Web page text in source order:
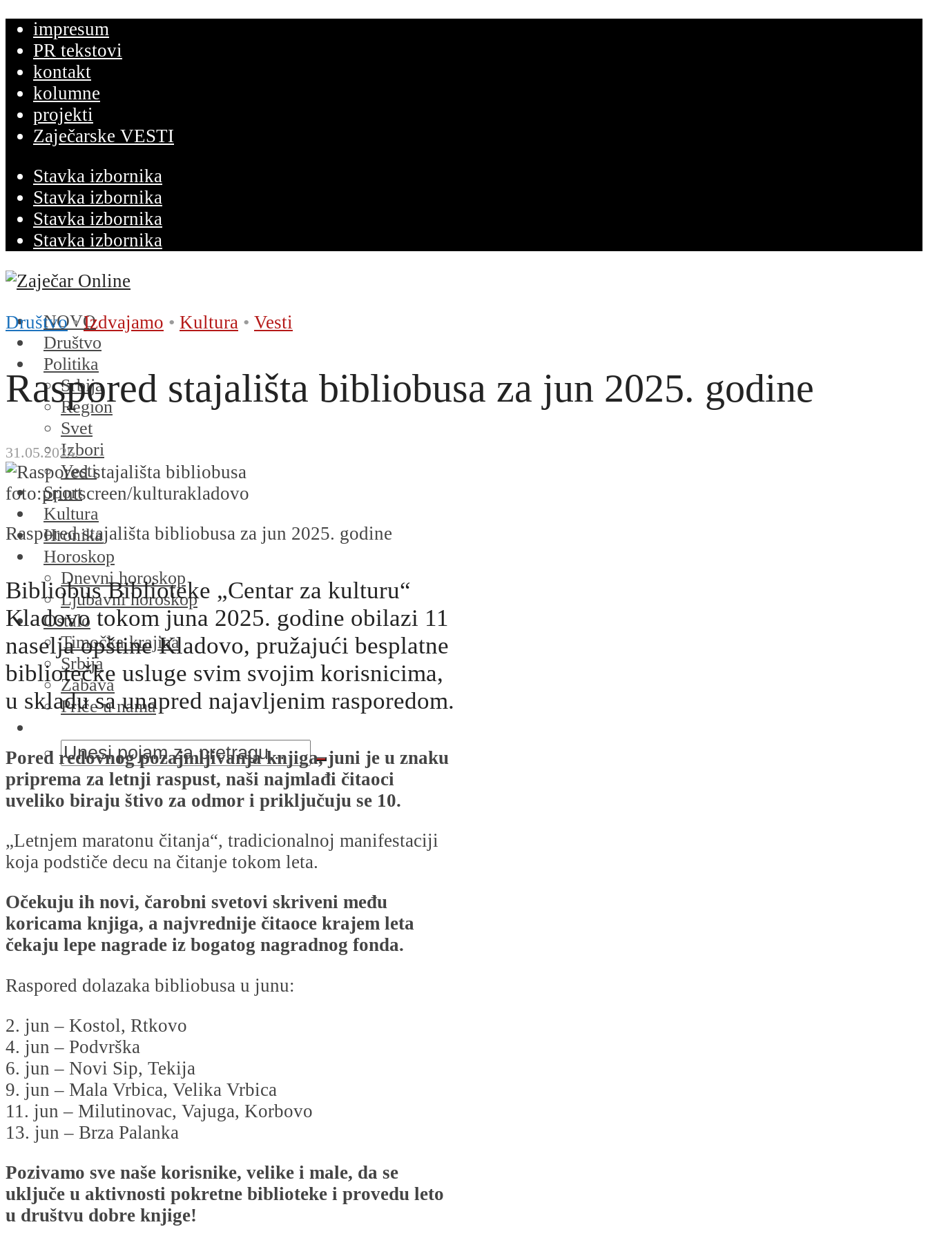
impresum
PR tekstovi
kontakt
kolumne
projekti
Zaječarske VESTI
Stavka izbornika
Stavka izbornika
Stavka izbornika
Stavka izbornika
NOVO
Društvo
Politika
Srbija
Region
Svet
Izbori
Vesti
Sport
Kultura
Hronika
Horoskop
Dnevni horoskop
Ljubavni horoskop
Ostalo
Timočka krajina
Srbija
Zabava
Priče u nama
Društvo • Izdvajamo • Kultura • Vesti
Raspored stajališta bibliobusa za jun 2025. godine
31.05.2025.
foto:printscreen/kulturakladovo
Raspored stajališta bibliobusa za jun 2025. godine
Bibliobus Biblioteke „Centar za kulturu“
Kladovo tokom juna 2025. godine obilazi 11
naselja opštine Kladovo, pružajući besplatne
bibliotečke usluge svim svojim korisnicima,
u skladu sa unapred najavljenim rasporedom.
Pored redovnog pozajmljivanja knjiga, juni je u znaku
priprema za letnji raspust, naši najmlađi čitaoci
uveliko biraju štivo za odmor i priključuju se 10.
„Letnjem maratonu čitanja“, tradicionalnoj manifestaciji
koja podstiče decu na čitanje tokom leta.
Očekuju ih novi, čarobni svetovi skriveni među
koricama knjiga, a najvrednije čitaoce krajem leta
čekaju lepe nagrade iz bogatog nagradnog fonda.
Raspored dolazaka bibliobusa u junu:
2. jun – Kostol, Rtkovo
4. jun – Podvrška
6. jun – Novi Sip, Tekija
9. jun – Mala Vrbica, Velika Vrbica
11. jun – Milutinovac, Vajuga, Korbovo
13. jun – Brza Palanka
Pozivamo sve naše korisnike, velike i male, da se
uključe u aktivnosti pokretne biblioteke i provedu leto
u društvu dobre knjige!